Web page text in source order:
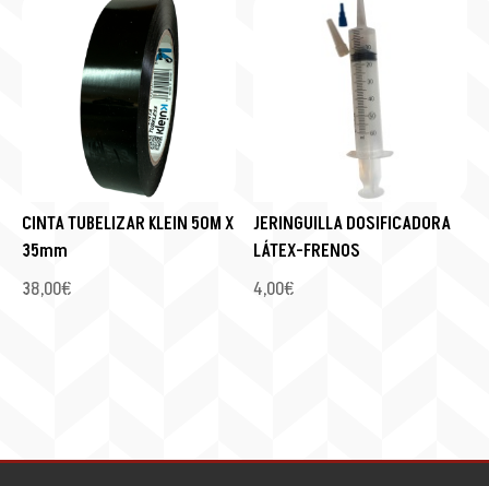
CINTA TUBELIZAR KLEIN 50M X
35mm
38,00€
JERINGUILLA DOSIFICADORA
LÁTEX-FRENOS
4,00€